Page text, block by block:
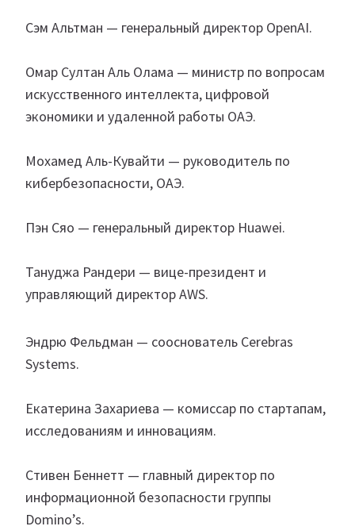
Сэм Альтман — генеральный директор OpenAI.
Омар Султан Аль Олама — министр по вопросам
искусственного интеллекта, цифровой
экономики и удаленной работы ОАЭ.
Мохамед Аль-Кувайти — руководитель по
кибербезопасности, ОАЭ.
Пэн Сяо — генеральный директор Huawei.
Тануджа Рандери — вице-президент и
управляющий директор AWS.
Эндрю Фельдман — сооснователь Cerebras
Systems.
Екатерина Захариева — комиссар по стартапам,
исследованиям и инновациям.
Стивен Беннетт — главный директор по
информационной безопасности группы
Domino’s.